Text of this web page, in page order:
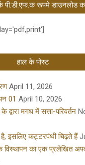
पी.डी.एफ.क रूपमे डाउनलोड
हाल के पोस्ट
April 11, 2026
01 April 10, 2026
द्वारा मगध में सत्ता-परिवर्तन
है, इसलिए कट्टरपंथी चिढ़ते हैं
का एक प्रलेखित